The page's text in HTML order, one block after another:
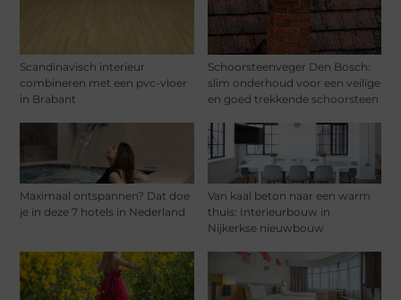
Scandinavisch interieur
combineren met een pvc-vloer
in Brabant
Schoorsteenveger Den Bosch:
slim onderhoud voor een veilige
en goed trekkende schoorsteen
Maximaal ontspannen? Dat doe
je in deze 7 hotels in Nederland
Van kaal beton naar een warm
thuis: Interieurbouw in
Nijkerkse nieuwbouw